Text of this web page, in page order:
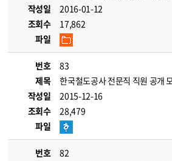
작성일
2016-01-12
조회수
17,862
파일
번호
83
제목
한국철도공사 전문직 직원 공개
작성일
2015-12-16
조회수
28,479
파일
번호
82